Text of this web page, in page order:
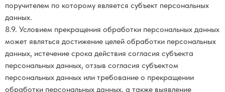
поручителем по которому является субъект персональных
данных.
8.9. Условием прекращения обработки персональных данных
может являться достижение целей обработки персональных
данных, истечение срока действия согласия субъекта
персональных данных, отзыв согласия субъектом
персональных данных или требование о прекращении
обработки персональных данных, а также выявление